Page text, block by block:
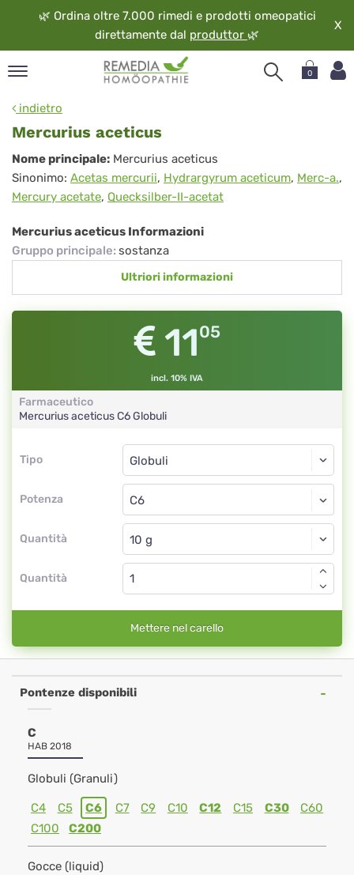
🌿 Ordina oltre 7.000 rimedi e prodotti omeopatici
direttamente dal produttor 🌿
X
0
indietro
Mercurius aceticus
Mercurius
aceticus
Nome principale: Mercurius aceticus
Sinonimo: Acetas mercurii, Hydrargyrum aceticum, Merc-a.,
Mercury acetate, Quecksilber-II-acetat
Mercurius aceticus Informazioni
Gruppo principale: sostanza
Ultriori informazioni
1105
incl. 10% IVA
Farmaceutico
Mercurius aceticusC6Globuli
Tipo
Tipo
Potenza
Globuli
C6
Quantità
Globuli
Quantità
Mettere nel carello
Pontenze disponibili
C
HAB 2018
Globuli (Granuli)
C4 C5 C6 C7 C9 C10 C12 C15 C30
C60
C100
C200
Gocce (liquid)